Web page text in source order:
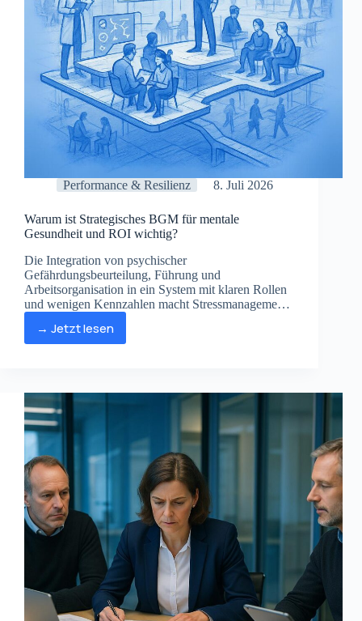
Performance & Resilienz 8. Juli 2026
Warum ist Strategisches BGM für mentale
Gesundheit und ROI wichtig?
Die Integration von psychischer
Gefährdungsbeurteilung, Führung und
Arbeitsorganisation in ein System mit klaren Rollen
und wenigen Kennzahlen macht Stressmanagement
Gesundheitsarbeit bis 2030 zum Wettbewerbsfaktor.
→ Jetzt lesen
Warum
für
mentale
Gesundheit
und
wichtig?